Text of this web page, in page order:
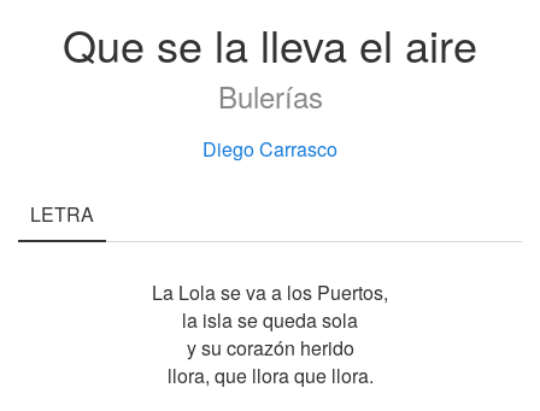
Que se la lleva el aire
Bulerías
Diego Carrasco
LETRA
La Lola se va a los Puertos,
la isla se queda sola
y su corazón herido
llora, que llora que llora.